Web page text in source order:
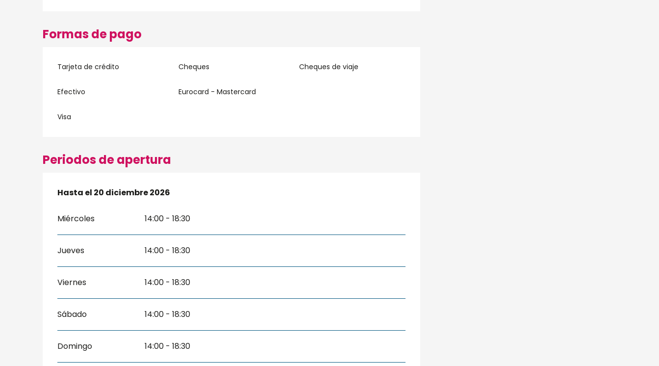
Formas de pago
Tarjeta de crédito Cheques Cheques de viaje
Efectivo Eurocard - Mastercard
Visa
Periodos de apertura
Del7 febrero 2026al20 diciembre 2026
Hasta el 20 diciembre 2026
Miércoles 14:00 - 18:30
Jueves 14:00 - 18:30
Viernes 14:00 - 18:30
Sábado 14:00 - 18:30
Domingo 14:00 - 18:30